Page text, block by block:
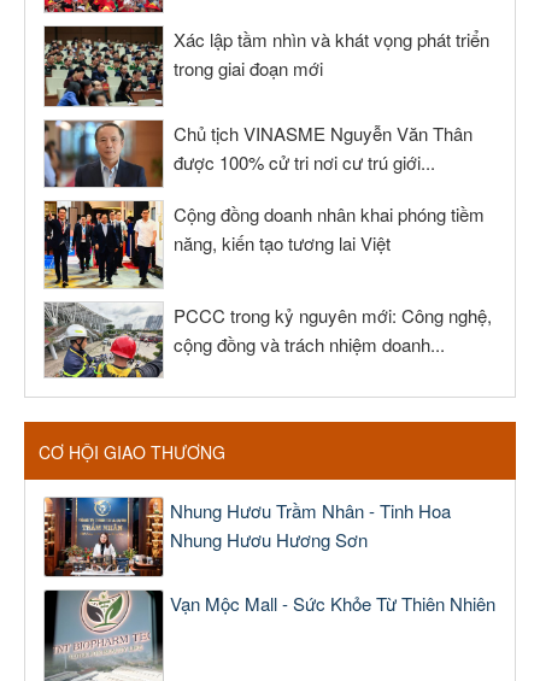
Xác lập tầm nhìn và khát vọng phát triển
trong giai đoạn mới
Chủ tịch VINASME Nguyễn Văn Thân
được 100% cử tri nơi cư trú giới...
Cộng đồng doanh nhân khai phóng tiềm
năng, kiến tạo tương lai Việt
PCCC trong kỷ nguyên mới: Công nghệ,
cộng đồng và trách nhiệm doanh...
CƠ HỘI GIAO THƯƠNG
Nhung Hươu Trầm Nhân - Tinh Hoa
Nhung Hươu Hương Sơn
Vạn Mộc Mall - Sức Khỏe Từ Thiên Nhiên